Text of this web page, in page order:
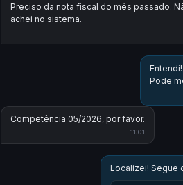
Preciso da nota fiscal do mês passado.
achei no sistema.
Pode
Competência 05/2026, por favor.
11:01
Localizei! Segue